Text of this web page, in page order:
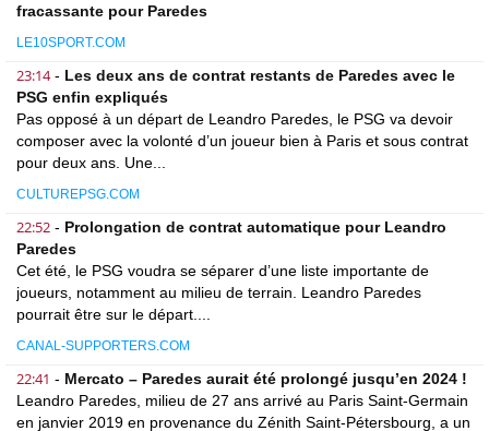
fracassante pour Paredes
LE10SPORT.COM
23:14- Les deux ans de contrat restants de Paredes avec le
PSG enfin expliqués
Pas opposé à un départ de Leandro Paredes, le PSG va devoir
composer avec la volonté d’un joueur bien à Paris et sous contrat
pour deux ans. Une...
CULTUREPSG.COM
22:52 - Prolongation de contrat automatique pour Leandro
Paredes
Cet été, le PSG voudra se séparer d’une liste importante de
joueurs, notamment au milieu de terrain. Leandro Paredes
pourrait être sur le départ....
CANAL-SUPPORTERS.COM
22:41 - Mercato – Paredes aurait été prolongé jusqu’en 2024 !
Leandro Paredes, milieu de 27 ans arrivé au Paris Saint-Germain
en janvier 2019 en provenance du Zénith Saint-Pétersbourg, a un